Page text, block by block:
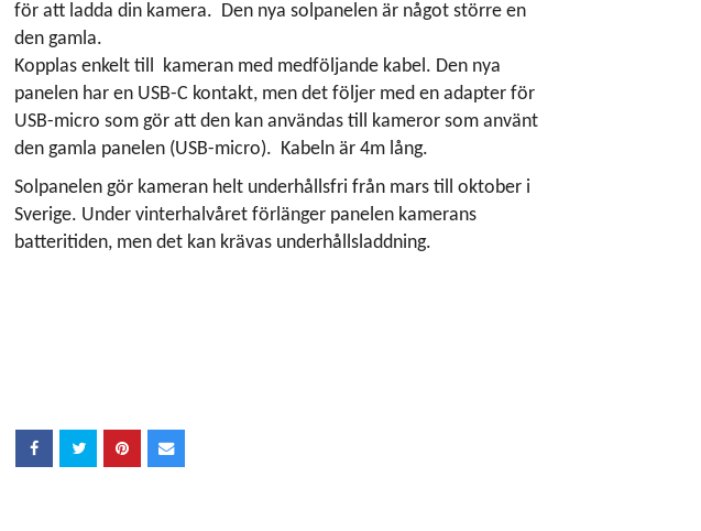
för att ladda din kamera. Den nya solpanelen är något större en
den gamla.
Kopplas enkelt till kameran med medföljande kabel. Den nya
panelen har en USB-C kontakt, men det följer med en adapter för
USB-micro som gör att den kan användas till kameror som använt
den gamla panelen (USB-micro). Kabeln är 4m lång.
Solpanelen gör kameran helt underhållsfri från mars till oktober i
Sverige. Under vinterhalvåret förlänger panelen kamerans
batteritiden, men det kan krävas underhållsladdning.